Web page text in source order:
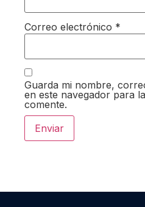
Correo electrónico *
Guarda mi nombre,
en este navegador para
comente.